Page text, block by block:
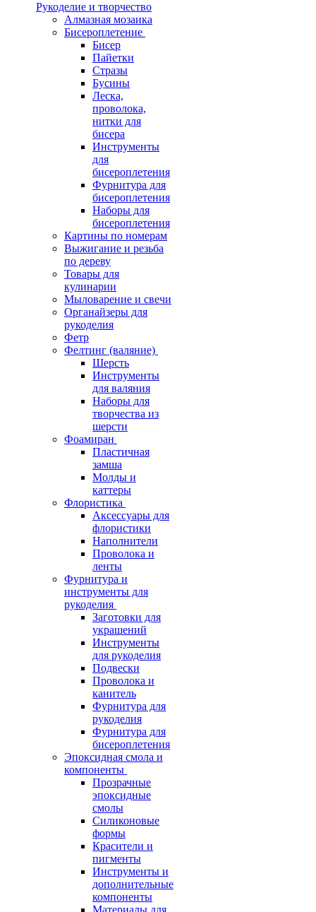
Рукоделие и творчество
Алмазная мозаика
Бисероплетение
Бисер
Пайетки
Стразы
Бусины
Леска,
проволока,
нитки для
бисера
Инструменты
для
бисероплетения
Фурнитура для
бисероплетения
Наборы для
бисероплетения
Картины по номерам
Выжигание и резьба
по дереву
Товары для
кулинарии
Мыловарение и свечи
Органайзеры для
рукоделия
Фетр
Фелтинг (валяние)
Шерсть
Инструменты
для валяния
Наборы для
творчества из
шерсти
Фоамиран
Пластичная
замша
Молды и
каттеры
Флористика
Аксессуары для
флористики
Наполнители
Проволока и
ленты
Фурнитура и
инструменты для
рукоделия
Заготовки для
украшений
Инструменты
для рукоделия
Подвески
Проволока и
канитель
Фурнитура для
рукоделия
Фурнитура для
бисероплетения
Эпоксидная смола и
компоненты
Прозрачные
эпоксидные
смолы
Силиконовые
формы
Красители и
пигменты
Инструменты и
дополнительные
компоненты
Материалы для